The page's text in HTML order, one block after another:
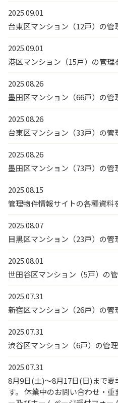
2025.09.01
台東区マンション（12戸）の管
2025.09.01
港区マンション（15戸）の管理
2025.08.26
墨田区マンション（66戸）の管
2025.08.26
台東区マンション（33戸）の管
2025.08.26
墨田区マンション（73戸）の管
2025.08.15
管理物件情報サイトの各種資料
2025.08.07
目黒区マンション（23戸）の管
2025.08.01
世田谷区マンション（5戸）の
2025.07.31
新宿区マンション（26戸）の管
2025.07.31
渋谷区マンション（6戸）の管
2025.07.31
8月9日(土)～8月17日(日)まで
す。 休業中のお問い合わせ・